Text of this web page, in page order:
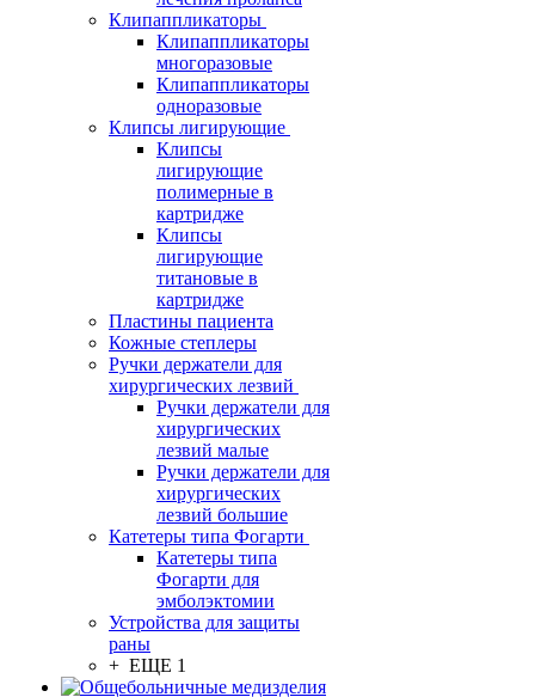
Клипаппликаторы
Клипаппликаторы
многоразовые
Клипаппликаторы
одноразовые
Клипсы лигирующие
Клипсы
лигирующие
полимерные в
картридже
Клипсы
лигирующие
титановые в
картридже
Пластины пациента
Кожные степлеры
Ручки держатели для
хирургических лезвий
Ручки держатели для
хирургических
лезвий малые
Ручки держатели для
хирургических
лезвий большие
Катетеры типа Фогарти
Катетеры типа
Фогарти для
эмболэктомии
Устройства для защиты
раны
+ ЕЩЕ 1